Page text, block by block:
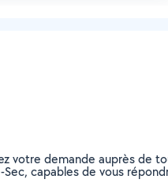
votre demande auprès de
capables de vous